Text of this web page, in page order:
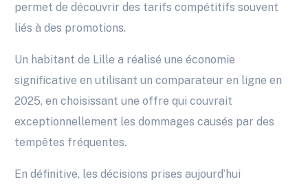
permet de découvrir des tarifs compétitifs souvent
liés à des promotions.
Un habitant de Lille a réalisé une économie
significative en utilisant un comparateur en ligne en
2025, en choisissant une offre qui couvrait
exceptionnellement les dommages causés par des
tempêtes fréquentes.
En définitive, les décisions prises aujourd’hui